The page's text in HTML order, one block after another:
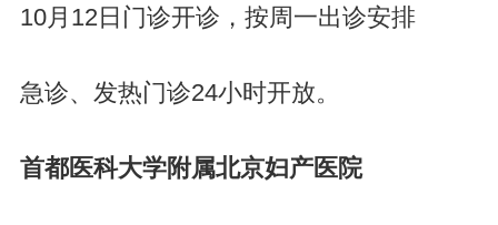
10月12日门诊开诊，按周一出诊安排
急诊、发热门诊24小时开放。
首都医科大学附属北京妇产医院